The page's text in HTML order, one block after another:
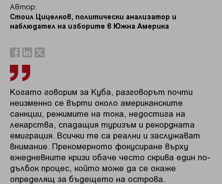
Автор:
Стоил Цицелков, политически анализатор и
наблюдател на изборите в Южна Америка
Когато говорим за Куба, разговорът почти
неизменно се върти около американските
санкции, режимите на тока, недостига на
лекарства, спадащия туризъм и рекордната
емиграция. Всички те са реални и заслужават
внимание. Прекомерното фокусиране върху
ежедневните кризи обаче често скрива един по-
дълбок процес, който може да се окаже
определящ за бъдещето на острова.